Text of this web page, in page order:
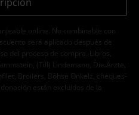
online. No combinable con
será aplicado después de
del proceso de compra. Libros,
(Till) Lindemann, Die Ärzte,
Broilers, Böhse Onkelz, cheques-
están excluidos de la